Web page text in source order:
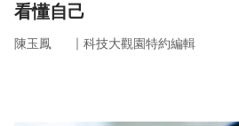
看懂自己
陳玉鳳 ｜ 科技大觀園特約編輯